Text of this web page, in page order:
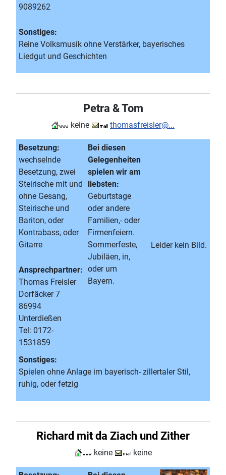
9089262
Sonstiges:
Reine Volksmusik ohne Verstärker, bayerisches
Liedgut und Geschichten
Petra & Tom
keine thomasfreisler@...
Besetzung:
wechselnde
Besetzung, zwei
Steirische mit und
ohne Gesang,
Steirische und
Bariton, oder
Kontrabass, oder
Gitarre
Bei diesen
Gelegenheiten
spielen wir am
liebsten:
Geburtstage
oder andere
Familien,- oder
Firmenfeiern.
Sommerfeste,
Jubiläen, in,
oder um
Bayern.
Leider kein Bild.
Ansprechpartner:
Thomas Freisler
Dorfäcker 7
86994
Unterdießen
Tel: 0172-
1531859
Sonstiges:
Spielen ohne Anlage im bayerisch- zillertaler Stil,
ruhig, oder fetzig
Richard mit da Ziach und Zither
keine keine